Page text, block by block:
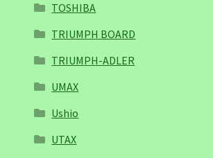
TOSHIBA
TRIUMPH BOARD
TRIUMPH-ADLER
UMAX
Ushio
UTAX